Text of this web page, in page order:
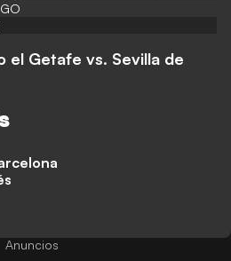
el Getafe vs. Sevilla de
Anuncios